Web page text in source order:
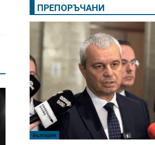
ПРЕПОРЪЧАНИ
България